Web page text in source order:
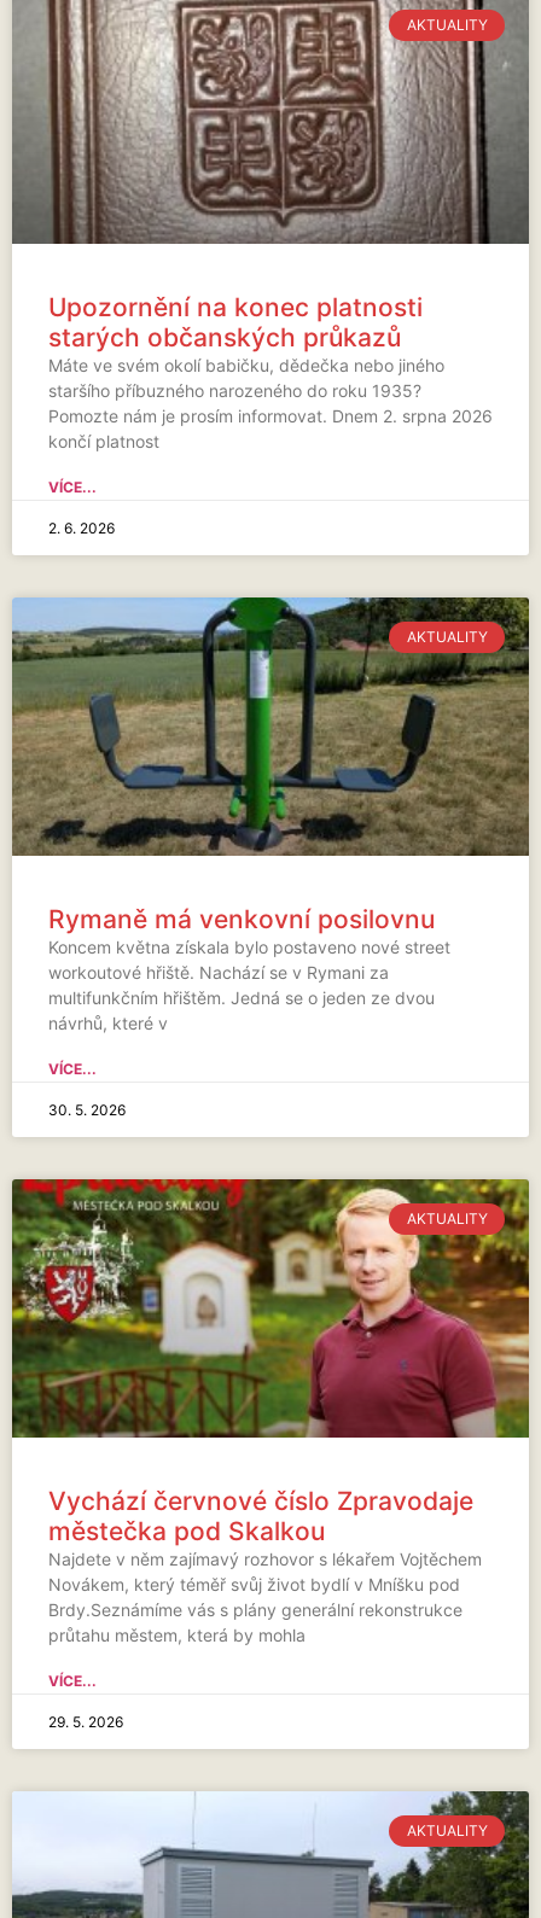
AKTUALITY
Upozornění na konec platnosti
starých občanských průkazů
Máte ve svém okolí babičku, dědečka nebo jiného
staršího příbuzného narozeného do roku 1935?
Pomozte nám je prosím informovat. Dnem 2. srpna 2026
končí platnost
VÍCE...
2. 6. 2026
AKTUALITY
Rymaně má venkovní posilovnu
Koncem května získala bylo postaveno nové street
workoutové hřiště. Nachází se v Rymani za
multifunkčním hřištěm. Jedná se o jeden ze dvou
návrhů, které v
VÍCE...
30. 5. 2026
AKTUALITY
Vychází červnové číslo Zpravodaje
městečka pod Skalkou
Najdete v něm zajímavý rozhovor s lékařem Vojtěchem
Novákem, který téměř svůj život bydlí v Mníšku pod
Brdy.Seznámíme vás s plány generální rekonstrukce
průtahu městem, která by mohla
VÍCE...
29. 5. 2026
AKTUALITY